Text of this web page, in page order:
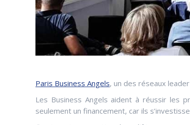
Paris Business Angels, un des réseaux
Les Business Angels aident à réussir les
seulement un financement, car ils